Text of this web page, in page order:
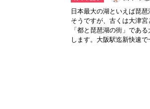
日本最大の湖といえば琵
そうですが、古くは大津
「都と琵琶湖の街」であ
します。大阪駅迄新快速